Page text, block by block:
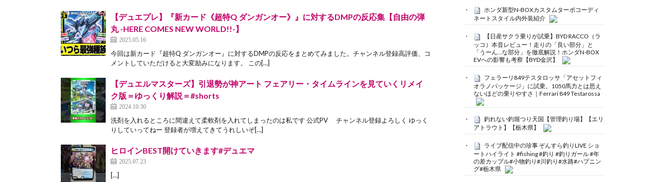
【デュエプレ】『新カード《超特Q ダンガンオー》』に対するDMPの反応集【自由の弾
丸 -HERE COMES NEW WORLD!!-】
2025.05.16
今回は新カード『超特Q ダンガンオー』に対するDMPの反応をまとめてみました。チャンネル登録高評価、コ
メントしていただけると大変励みになります。 この[…]
【デュエルマスターズ】引退勢が神アート フェアリー・タイムラインを見ていくリメイ
ク版＝ゆっくり解説＝#shorts
2024.10.30
洗剤を入れるところに間違えて柔軟剤を入れてしまったのは私です 公式PV チャンネル登録よろしく ゆっく
りしていってねー 登録者が増えてきてうれしいぞ[…]
ヒロインBEST開けていきます#デュエマ
2025.07.23
[…]
ホンダ新型N-BOXカスタムターボコーディ
ネートスタイル内外装紹介
【日産サクラ乗りが試乗】BYD RACCO（ラ
ッコ）本音レビュー！走りの「良い部分」と
「うーん…な部分」を徹底解説！ホンダN-BOX
EVへの影響も考察【BYD金沢】
フェラーリ849テスタロッサ「アセットフィ
オラノパッケージ」に試乗。1050馬力とは思え
ないほどの乗りやすさ｜Ferrari 849 Testarossa
釣れない釣堀つり天国【管理釣り場】【エリ
アトラウト】【栃木県】
ライブ配信中の珍事 ぞんすら釣りLIVE ショ
ートハイライト #fishing #釣り #釣りガール #年
の差カップル#小物釣り#川釣り#水路#ハプニン
グ#栃木県